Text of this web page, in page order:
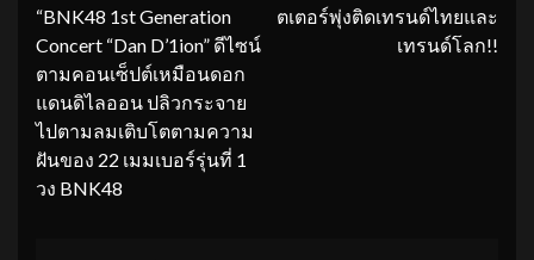
“BNK48 1st Generation
Concert “Dan D’1ion” ดีไซน์
ตามคอนเซ็ปต์เหมือนดอก
แดนดิไลออน ปลิวกระจาย
ไปตามลมเติบโตตามความ
ฝันของ 22 เมมเบอร์รุ่นที่ 1
วง BNK48
ตเตอร์พุ่งติดเทรนด์ไทยและ
เทรนด์โลก!!